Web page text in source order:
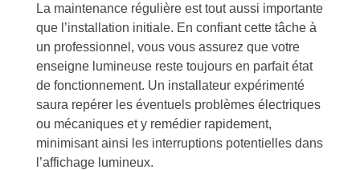
La maintenance régulière est tout aussi importante
que l’installation initiale. En confiant cette tâche à
un professionnel, vous vous assurez que votre
enseigne lumineuse reste toujours en parfait état
de fonctionnement. Un installateur expérimenté
saura repérer les éventuels problèmes électriques
ou mécaniques et y remédier rapidement,
minimisant ainsi les interruptions potentielles dans
l’affichage lumineux.